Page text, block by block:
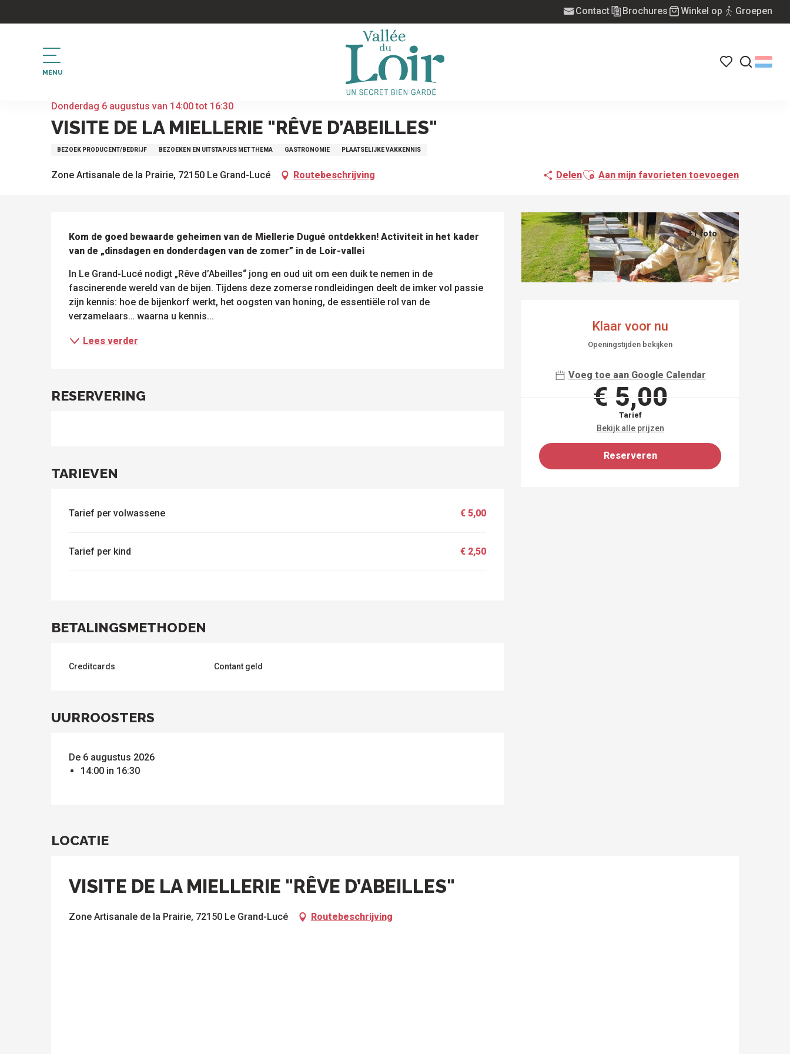
au
Contact Brochures Winkel op Groepen
MENU
Home
Donderdag 6 augustus van 14:00 tot 16:30
VISITE DE LA MIELLERIE "RÊVE D’ABEILLES"
BEZOEK PRODUCENT/BEDRIJF BEZOEKEN EN UITSTAPJES MET THEMA GASTRONOMIE PLAATSELIJKE VAKKENNIS
Zone Artisanale de la Prairie, 72150 Le Grand-Lucé Routebeschrijving DelenAjouter aux favoris
Aan mijn favorieten toevoegen
+1 foto
OPENINGSTIJDEN
Klaar voor nu
Openingstijden bekijken
Voeg toe aan Google Calendar
€ 5,00
Tarief
Bekijk alle prijzen
Reserveren
BESCHRIJVING
Kom de goed bewaarde geheimen van de Miellerie Dugué ontdekken! Activiteit in het kader
van de „dinsdagen en donderdagen van de zomer” in de Loir-vallei
In Le Grand-Lucé nodigt „Rêve d’Abeilles“ jong en oud uit om een duik te nemen in de
fascinerende wereld van de bijen. Tijdens deze zomerse rondleidingen deelt de imker vol passie
zijn kennis: hoe de bijenkorf werkt, het oogsten van honing, de essentiële rol van de
verzamelaars… waarna u kennis...
Lees verder
RESERVERING
TARIEVEN
Tarief per volwassene € 5,00
Tarief per kind € 2,50
BETALINGSMETHODEN
Creditcards Contant geld
UURROOSTERS
De 6 augustus 2026
14:00 in 16:30
LOCATIE
VISITE DE LA MIELLERIE "RÊVE D’ABEILLES"
Zone Artisanale de la Prairie, 72150 Le Grand-Lucé Routebeschrijving